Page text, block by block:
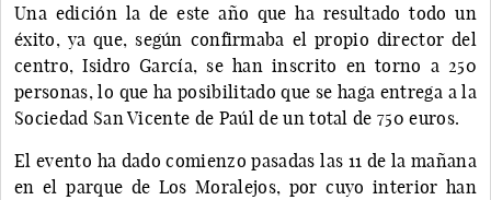
Una edición la de este año que ha resultado todo un
éxito, ya que, según confirmaba el propio director del
centro, Isidro García, se han inscrito en torno a 250
personas, lo que ha posibilitado que se haga entrega a la
Sociedad San Vicente de Paúl de un total de 750 euros.
El evento ha dado comienzo pasadas las 11 de la mañana
en el parque de Los Moralejos, por cuyo interior han